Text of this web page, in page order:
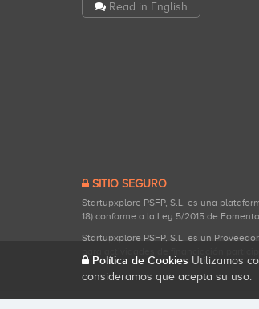
Read in English
SITIO SEGURO
Startupxplore PSFP, S.L. es una
18) conforme a la Ley 5/2015 de
Startupxplore PSFP, S.L. es un
Política de Cookies Utilizamos
consideramos que acepta su uso.